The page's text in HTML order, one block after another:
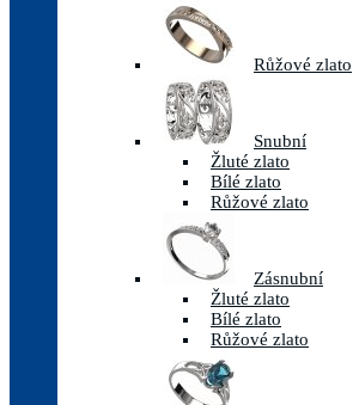
Růžové zlato
Snubní
Žluté zlato
Bílé zlato
Růžové zlato
Zásnubní
Žluté zlato
Bílé zlato
Růžové zlato